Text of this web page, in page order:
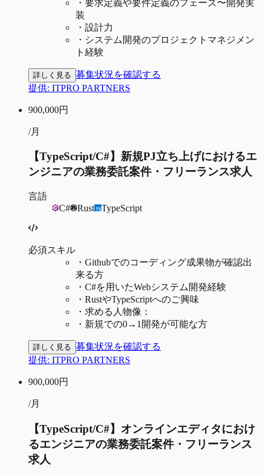
・ 要求定義や要件定義のフェーズ〜開発実
装
・ 設計力
・ システム開発のプロジェクトマネジメン
ト経験
詳しく見る 募集状況を確認する
提供: ITPRO PARTNERS
900,000円
/月
【TypeScript/C#】新規PJ立ち上げにおけるエ
ンジニアの業務委託案件・フリーランス求人
言語
C#
Rust TypeScript
必須スキル
・ Githubでのコーディング成果物が確認出
来る方
・ C#を用いたWebシステム開発経験
・ RustやTypeScriptへのご興味
・ 求める人物像：
・ 新規での0→1開発が可能な方
詳しく見る 募集状況を確認する
提供: ITPRO PARTNERS
900,000円
/月
【TypeScript/C#】オンラインエディタにおけ
るエンジニアの業務委託案件・フリーランス
求人